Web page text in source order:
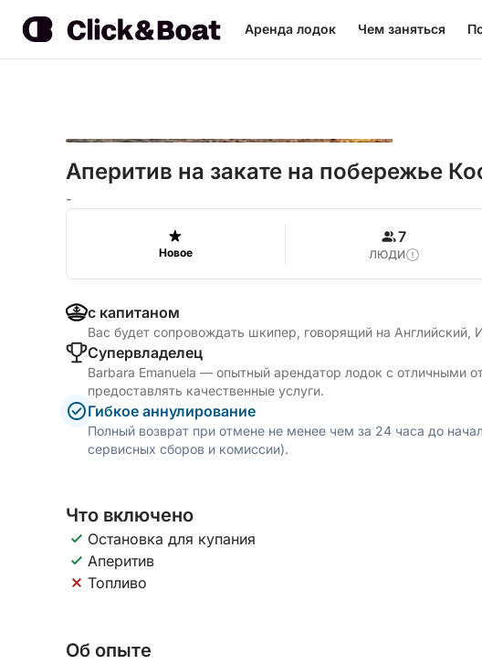
Аренда лодок Чем заняться
Аперитив на закате на побережье
-
Новое
7
ЛЮДИ
с капитаном
Вас будет сопровождать шкипер, говорящий на Английский,
Cупервладелец
Barbara Emanuela — опытный арендатор лодок с отличными
предоставлять качественные услуги.
Гибкое аннулирование
Полный возврат при отмене не менее чем за 24 часа до
сервисных сборов и комиссии).
Что включено
Остановка для купания
Аперитив
Топливо
Об опыте